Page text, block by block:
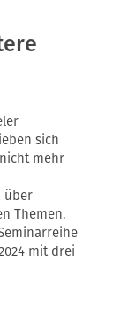
sich
mehr
über
Themen.
mit drei